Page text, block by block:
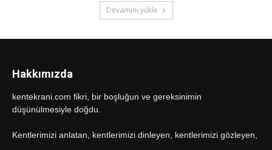
Devamını yükle
Hakkımızda
kentekrani.com fikri, bir boşluğun ve gereksinimin
düşünülmesiyle doğdu.
Kentlerimizi anlatan, kentlerimizi dinleyen, kentlerimizi gözleyen,